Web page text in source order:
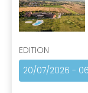
EDITION
20/07/2026 -